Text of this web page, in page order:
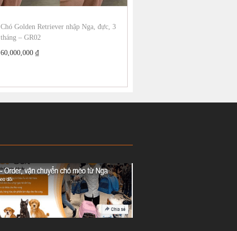
Chó Golden Retriever nhập Nga, đực, 3
tháng – GR02
60,000,000 ₫